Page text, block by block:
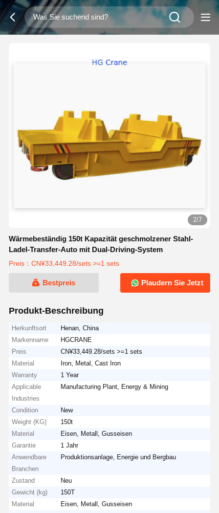
2/7
Wärmebeständig 150t Kapazität geschmolzener Stahl-
Ladel-Transfer-Auto mit Dual-Driving-System
Preis：CN¥33,449.28/sets >=1 sets
Bestpreis Plaudern Sie Jetzt
Produkt-Beschreibung
Herkunftsort
Henan, China
Markenname
HGCRANE
Preis
CN¥33,449.28/sets >=1 sets
Material
Iron, Metal, Cast Iron
Warranty
1 Year
Applicable
Industries
Manufacturing Plant, Energy & Mining
Condition
New
Weight (KG)
150t
Material
Eisen, Metall, Gusseisen
Garantie
1 Jahr
Anwendbare
Branchen
Produktionsanlage, Energie und Bergbau
Zustand
Neu
Gewicht (kg)
150T
Material
Eisen, Metall, Gusseisen